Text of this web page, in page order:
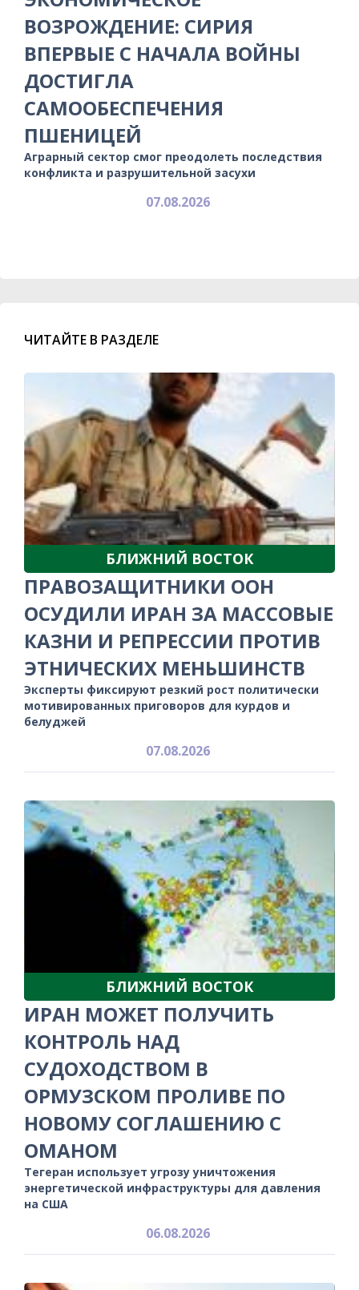
ВОЗРОЖДЕНИЕ: СИРИЯ
ВПЕРВЫЕ С НАЧАЛА ВОЙНЫ
ДОСТИГЛА
САМООБЕСПЕЧЕНИЯ
ПШЕНИЦЕЙ
Аграрный сектор смог преодолеть последствия
конфликта и разрушительной засухи
07.08.2026
ЧИТАЙТЕ В РАЗДЕЛЕ
БЛИЖНИЙ ВОСТОК
ПРАВОЗАЩИТНИКИ ООН
ОСУДИЛИ ИРАН ЗА МАССОВЫЕ
КАЗНИ И РЕПРЕССИИ ПРОТИВ
ЭТНИЧЕСКИХ МЕНЬШИНСТВ
Эксперты фиксируют резкий рост политически
мотивированных приговоров для курдов и
белуджей
07.08.2026
БЛИЖНИЙ ВОСТОК
ИРАН МОЖЕТ ПОЛУЧИТЬ
КОНТРОЛЬ НАД
СУДОХОДСТВОМ В
ОРМУЗСКОМ ПРОЛИВЕ ПО
НОВОМУ СОГЛАШЕНИЮ С
ОМАНОМ
Тегеран использует угрозу уничтожения
энергетической инфраструктуры для давления
на США
06.08.2026